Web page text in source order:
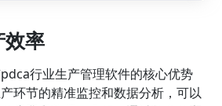
效率
行业生产管理软件的核心优势
环节的精准监控和数据分析，可以